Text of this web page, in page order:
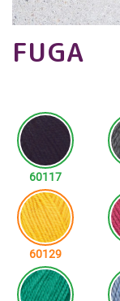
FUGA
60117
60129